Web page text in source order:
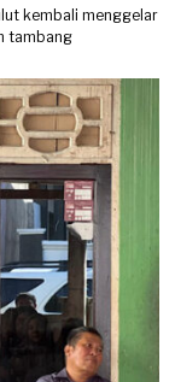
kembali menggelar
tambang